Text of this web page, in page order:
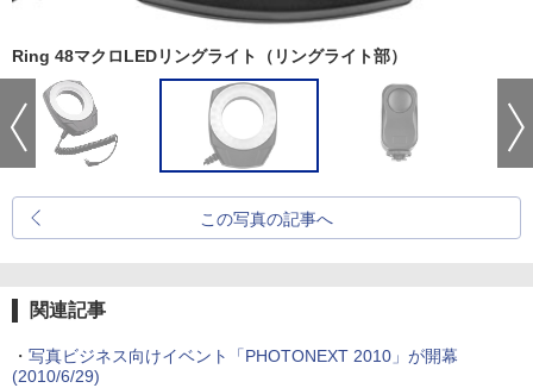
Ring 48マクロLEDリングライト（リングライト部）
この写真の記事へ
関連記事
・ 写真ビジネス向けイベント「PHOTONEXT 2010」が開幕
(2010/6/29)